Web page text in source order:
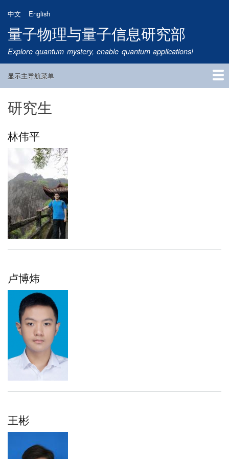
到
主
要
内
中文 English
量子物理与量子信息研究部
Explore quantum mystery, enable quantum applications!
Main
显示主导航菜单
首页
研究方向
量子卫星
团队成员
新闻动态
研究进展
学术报告
论文发表
公告通知
招生信息
相关链接
研究生
林伟平
卢博炜
王彬